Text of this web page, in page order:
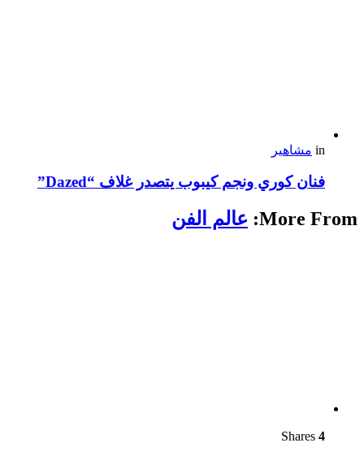
in مشاهير
فنان كوري ونجم كيبوب يتصدر غلاف “Dazed”
More From: عالم الفن
4